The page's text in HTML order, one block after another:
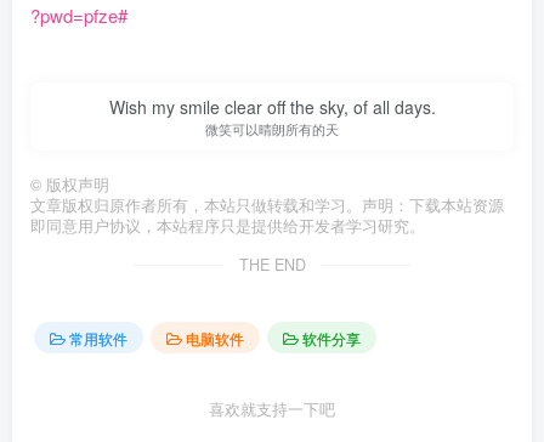
?pwd=pfze#
Wish my smile clear off the sky, of all days.
微笑可以晴朗所有的天
© 版权声明
文章版权归原作者所有，本站只做转载和学习。声明：下载本站资源
即同意用户协议，本站程序只是提供给开发者学习研究。
THE END
常用软件 电脑软件 软件分享
喜欢就支持一下吧